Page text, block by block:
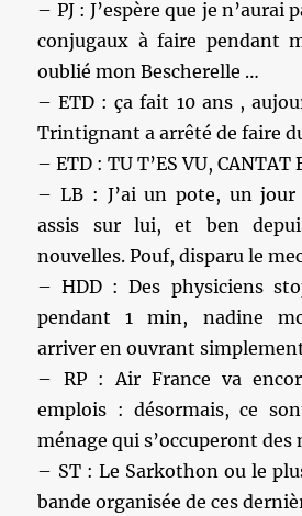
– PJ : J’espère que je n’aurai
conjugaux à faire pendant
oublié mon Bescherelle …
– ETD : ça fait 10 ans ,
Trintignant a arrêté de faire
– ETD : TU T’ES VU, CANTAT
– LB : J’ai un pote, un jour
assis sur lui, et ben
nouvelles. Pouf, disparu le
– HDD : Des physiciens
pendant 1 min, nadine
arriver en ouvrant
– RP : Air France va
emplois : désormais, ce
ménage qui s’occuperont des
– ST : Le Sarkothon ou le
bande organisée de ces